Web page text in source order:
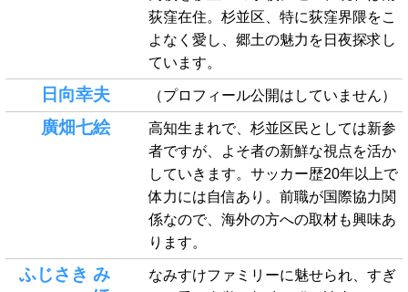
荻窪在住。杉並区、特に荻窪界隈をこ
よなく愛し、郷土の魅力を日夜探求し
ています。
日向幸夫 （プロフィール公開はしていません）
廣畑七絵
高知生まれで、杉並区民としては新参
者ですが、よそ者の新鮮な視点を活か
していきます。サッカー歴20年以上で
体力には自信あり。前職が国際協力関
係なので、海外の方への取材も興味あ
ります。
ふじさき み
なみすけファミリーに魅せられ、すぎ